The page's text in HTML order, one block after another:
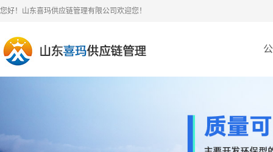
您好！山东喜玛供应链管理有限公司欢迎您！